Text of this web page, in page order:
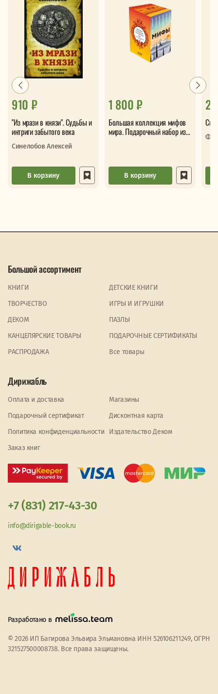
910 ₽
"Из мрази в князи". Судьбы и
интриги забытого века
Синелобов Алексей
В корзину
1 800 ₽
Большая коллекция мифов
мира. Подарочный набор из 6
В корзину
2
Большой ассортимент
КНИГИ
ДЕТСКИЕ КНИГИ
ТВОРЧЕСТВО
ИГРЫ И ИГРУШКИ
ДЕКОМ
ПАЗЛЫ
КАНЦЕЛЯРСКИЕ ТОВАРЫ
ПОДАРОЧНЫЕ СЕРТИФИКАТЫ
PАСПРОДАЖА
Все товары
Дирижабль
Оплата и доставка
Магазины
Подарочный сертификат
Дисконтная карта
Политика конфиденциальности
Издательство Деком
Заказ книг
+7 (831) 217-43-30
info@dirigable-book.ru
Разработано в
© 2026 ИП Багирова Эльвира Эльмановна ИНН 526106211249, ОГРН
321527500008738. Все права защищены.